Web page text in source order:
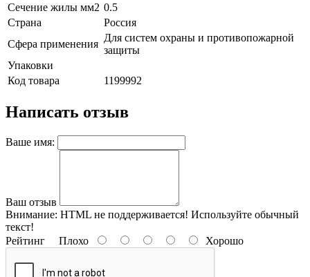
Сечение жилы мм2 0.5
Страна
Россия
Сфера применения
Для систем охраны и противопожарной
защиты
Упаковки
Код товара
1199992
Написать отзыв
Ваше имя:
Ваш отзыв
Внимание: HTML не поддерживается! Используйте обычный
текст!
Рейтинг Плохо Хорошо